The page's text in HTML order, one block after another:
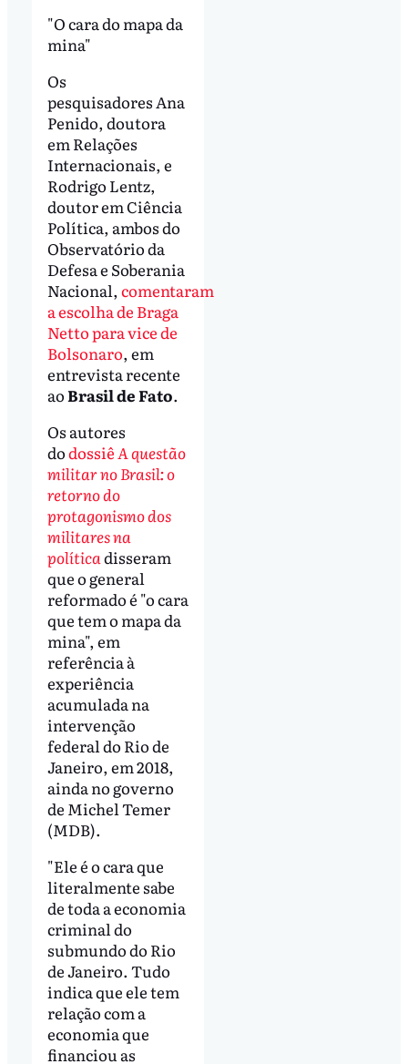
"O cara do mapa da
mina"
Os
pesquisadores Ana
Penido, doutora
em Relações
Internacionais, e
Rodrigo Lentz,
doutor em Ciência
Política, ambos do
Observatório da
Defesa e Soberania
Nacional, comentaram
a escolha de Braga
Netto para vice de
Bolsonaro, em
entrevista recente
aoBrasil de Fato.
Os autores
dodossiê A questão
militar no Brasil: o
retorno do
protagonismo dos
militares na
política disseram
que o general
reformado é "o cara
que tem o mapa da
mina", em
referência à
experiência
acumulada na
intervenção
federal do Rio de
Janeiro, em 2018,
ainda no governo
de Michel Temer
(MDB).
"Ele é o cara que
literalmente sabe
de toda a economia
criminal do
submundo do Rio
de Janeiro. Tudo
indica que ele tem
relação com a
economia que
financiou as